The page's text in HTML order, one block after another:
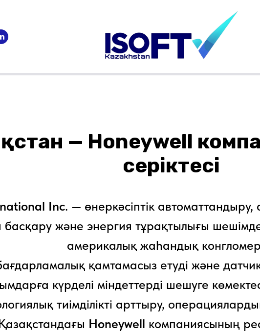
— Honeywell
серіктесі
Inc. — өнеркәсіптік
және энергия тұрақтылығы
америкалық жаһандық
қамтамасыз етуді және
күрделі міндеттерді шешуге
тиімділікті арттыру,
Honeywell компаниясының